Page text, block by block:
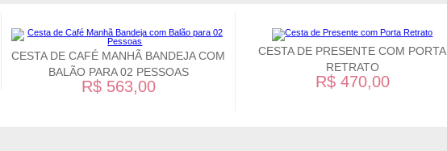
CESTA DE CAFÉ MANHÃ BANDEJA COM
BALÃO PARA 02 PESSOAS
R$ 563,00
CESTA DE PRESENTE COM PORTA
RETRATO
R$ 470,00